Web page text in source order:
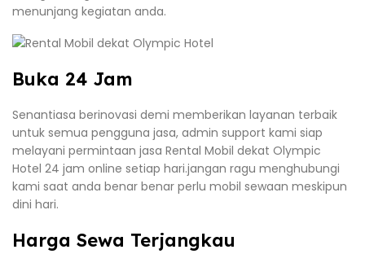
menunjang kegiatan anda.
Buka 24 Jam
Senantiasa berinovasi demi memberikan layanan terbaik
untuk semua pengguna jasa, admin support kami siap
melayani permintaan jasa Rental Mobil dekat Olympic
Hotel 24 jam online setiap hari.jangan ragu menghubungi
kami saat anda benar benar perlu mobil sewaan meskipun
dini hari.
Harga Sewa Terjangkau